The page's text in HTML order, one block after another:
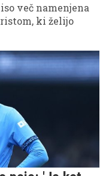
več namenjena
ki želijo